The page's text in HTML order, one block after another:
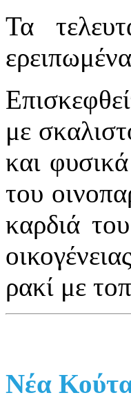
Τα
με
και
του
καρδιά
ρακί με
Νέα